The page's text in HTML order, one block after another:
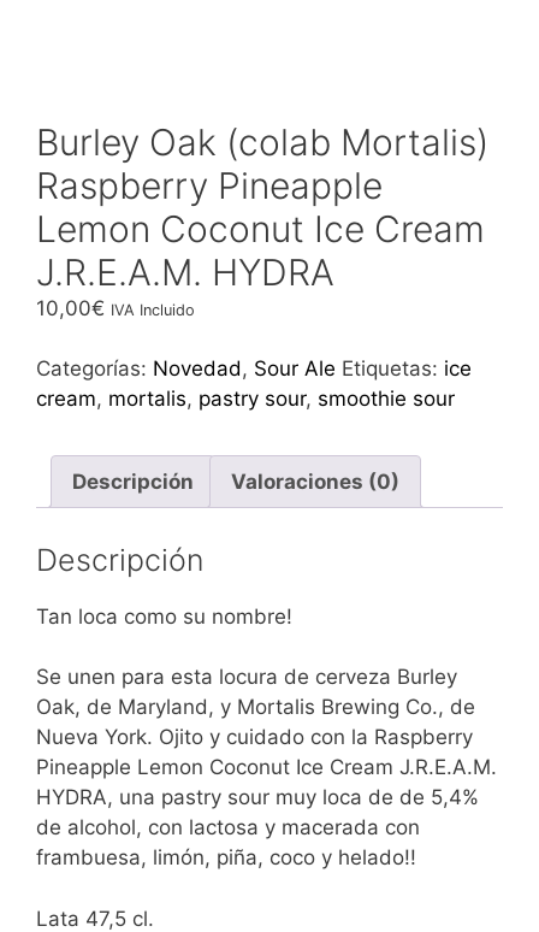
Burley Oak (colab Mortalis)
Raspberry Pineapple
Lemon Coconut Ice Cream
J.R.E.A.M. HYDRA
10,00€ IVA Incluido
Categorías: Novedad, Sour Ale Etiquetas: ice
cream, mortalis, pastry sour, smoothie sour
Descripción Valoraciones (0)
Descripción
Tan loca como su nombre!
Se unen para esta locura de cerveza Burley
Oak, de Maryland, y Mortalis Brewing Co., de
Nueva York. Ojito y cuidado con la Raspberry
Pineapple Lemon Coconut Ice Cream J.R.E.A.M.
HYDRA, una pastry sour muy loca de de 5,4%
de alcohol, con lactosa y macerada con
frambuesa, limón, piña, coco y helado!!
Lata 47,5 cl.